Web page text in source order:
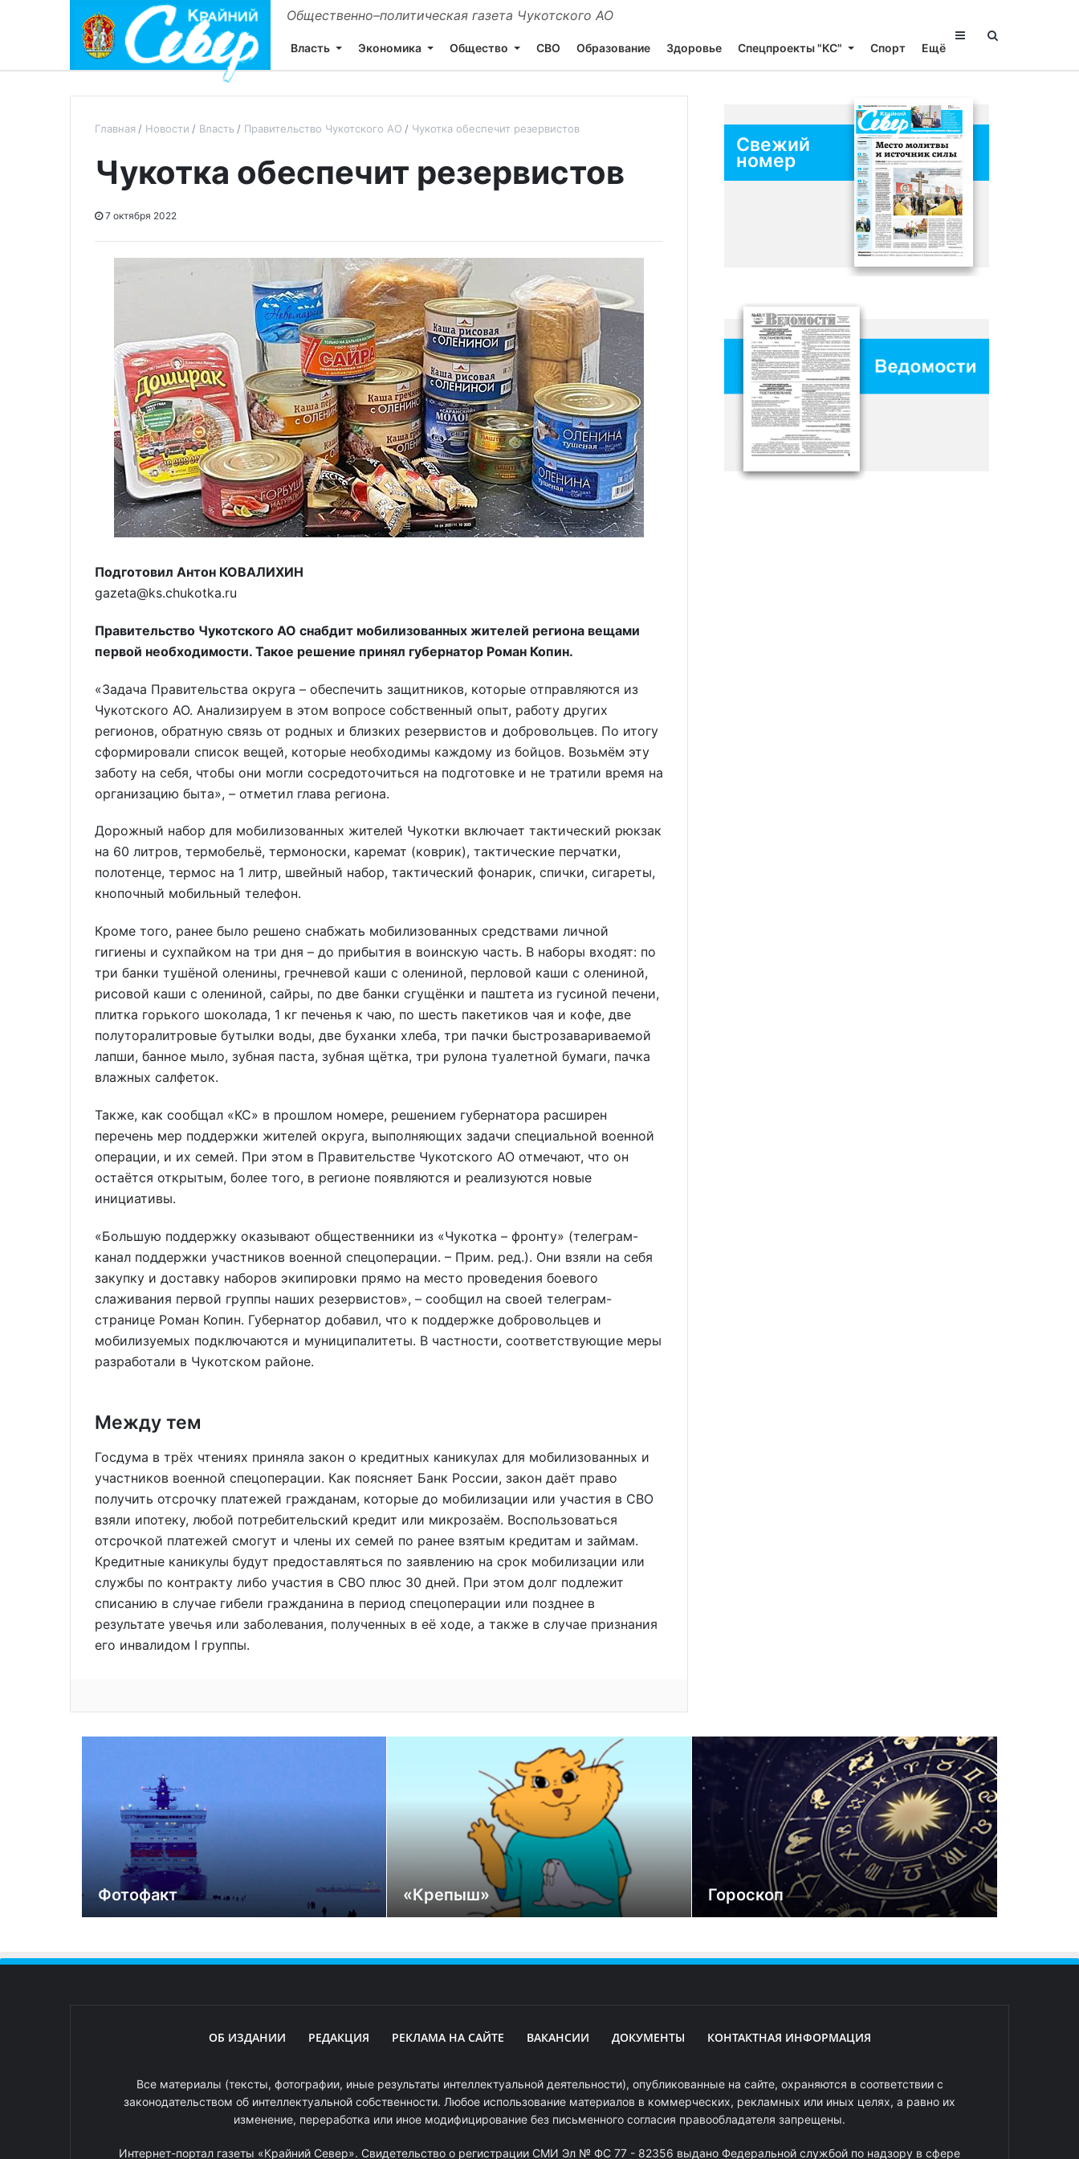
Общественно–политическая газета Чукотского АО
Власть Экономика Общество СВО Образование Здоровье Спецпроекты "КС" Спорт Ещё
Главная Новости Власть Правительство Чукотского АО Чукотка обеспечит резервистов
Чукотка обеспечит резервистов
7 октября 2022
Подготовил Антон КОВАЛИХИН
gazeta@ks.chukotka.ru
Правительство Чукотского АО снабдит мобилизованных жителей региона вещами
первой необходимости. Такое решение принял губернатор Роман Копин.
«Задача Правительства округа – обеспечить защитников, которые отправляются из
Чукотского АО. Анализируем в этом вопросе собственный опыт, работу других
регионов, обратную связь от родных и близких резервистов и добровольцев. По итогу
сформировали список вещей, которые необходимы каждому из бойцов. Возьмём эту
заботу на себя, чтобы они могли сосредоточиться на подготовке и не тратили время на
организацию быта», – отметил глава региона.
Дорожный набор для мобилизованных жителей Чукотки включает тактический рюкзак
на 60 литров, термобельё, термоноски, каремат (коврик), тактические перчатки,
полотенце, термос на 1 литр, швейный набор, тактический фонарик, спички, сигареты,
кнопочный мобильный телефон.
Кроме того, ранее было решено снабжать мобилизованных средствами личной
гигиены и сухпайком на три дня – до прибытия в воинскую часть. В наборы входят: по
три банки тушёной оленины, гречневой каши с олениной, перловой каши с олениной,
рисовой каши с олениной, сайры, по две банки сгущёнки и паштета из гусиной печени,
плитка горького шоколада, 1 кг печенья к чаю, по шесть пакетиков чая и кофе, две
полуторалитровые бутылки воды, две буханки хлеба, три пачки быстрозавариваемой
лапши, банное мыло, зубная паста, зубная щётка, три рулона туалетной бумаги, пачка
влажных салфеток.
Также, как сообщал «КС» в прошлом номере, решением губернатора расширен
перечень мер поддержки жителей округа, выполняющих задачи специальной военной
операции, и их семей. При этом в Правительстве Чукотского АО отмечают, что он
остаётся открытым, более того, в регионе появляются и реализуются новые
инициативы.
«Большую поддержку оказывают общественники из «Чукотка – фронту» (телеграм-
канал поддержки участников военной спецоперации. – Прим. ред.). Они взяли на себя
закупку и доставку наборов экипировки прямо на место проведения боевого
слаживания первой группы наших резервистов», – сообщил на своей телеграм-
странице Роман Копин. Губернатор добавил, что к поддержке добровольцев и
мобилизуемых подключаются и муниципалитеты. В частности, соответствующие меры
разработали в Чукотском районе.
Между тем
Госдума в трёх чтениях приняла закон о кредитных каникулах для мобилизованных и
участников военной спецоперации. Как поясняет Банк России, закон даёт право
получить отсрочку платежей гражданам, которые до мобилизации или участия в СВО
взяли ипотеку, любой потребительский кредит или микрозаём. Воспользоваться
отсрочкой платежей смогут и члены их семей по ранее взятым кредитам и займам.
Кредитные каникулы будут предоставляться по заявлению на срок мобилизации или
службы по контракту либо участия в СВО плюс 30 дней. При этом долг подлежит
списанию в случае гибели гражданина в период спецоперации или позднее в
результате увечья или заболевания, полученных в её ходе, а также в случае признания
его инвалидом I группы.
Свежий
номер
Фотофакт «Крепыш» Гороскоп
ОБ ИЗДАНИИ РЕДАКЦИЯ РЕКЛАМА НА САЙТЕ ВАКАНСИИ ДОКУМЕНТЫ КОНТАКТНАЯ ИНФОРМАЦИЯ
Все материалы (тексты, фотографии, иные результаты интеллектуальной деятельности), опубликованные на сайте, охраняются в соответствии с
законодательством об интеллектуальной собственности. Любое использование материалов в коммерческих, рекламных или иных целях, а равно их
изменение, переработка или иное модифицирование без письменного согласия правообладателя запрещены.
Интернет-портал газеты «Крайний Север». Свидетельство о регистрации СМИ Эл № ФС 77 - 82356 выдано Федеральной службой по надзору в сфере